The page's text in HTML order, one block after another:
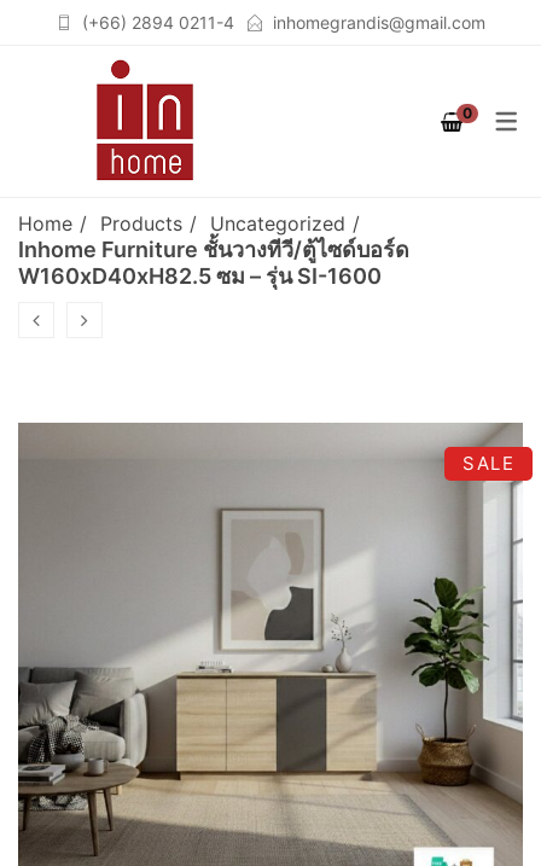
COLLECTION
STUTTGART
BERLIN
ROOM
เฟอร์นิเจอร์สำหรับห้องนอน
เฟอร์นิเจอร์สำหรับห้องนั่งเล่น
PRODUCT
เตียงนอน (BEDS)
IN CLOSET)
โต๊ะกลาง (COFFEE TABLES)
ตู้ลิ้นชัก (DRAWER CHESTS)
โต๊ะเครื่องแป้ง (DRESSING
TABLES)
ชั้นวางของ (SHELVES)
ชั้นวางรองเท้า (SHOES
(+66) 2894 0211-4 inhomegrandis@gmail.com
0
Home Products Uncategorized
Inhome Furniture ชั้นวางทีวี/ตู้ไซด์บอร์ด
W160xD40xH82.5 ซม – รุ่น SI-1600
SALE